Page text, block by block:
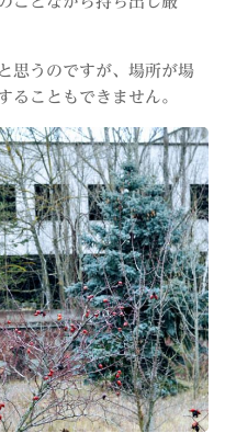
思うのですが、場所が場
ることもできません。